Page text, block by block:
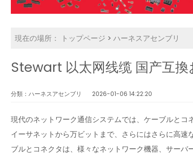
現在の場所： トップページ > ハーネスアセンブリ
Stewart 以太网线缆 国产互
分類：ハーネスアセンブリ 2026-01-06 14:22:20
現代のネットワーク通信システムでは、ケーブルと
イーサネットから万ビットまで、さらにはさらに高
ブルとコネクタは、様々なネットワーク機器、サー